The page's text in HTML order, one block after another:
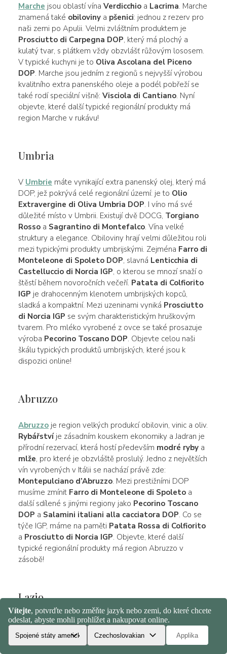
Marche jsou oblastí vína Verdicchioa Lacrima. Marche
znamená také obilovinya pšenici: jednou z rezerv pro
naši zemi po Apulii. Velmi zvláštním produktem je
Prosciutto di Carpegna DOP, který má plochý a
kulatý tvar, s plátkem vždy obzvlášť růžovým lososem.
V typické kuchyni je to Oliva Ascolana del Piceno
DOP. Marche jsou jedním z regionů s nejvyšší výrobou
kvalitního extra panenského oleje a podél pobřeží se
také rodí speciální višně: Visciola di Cantiano. Nyní
objevte, které další typické regionální produkty má
region Marche v rukávu!
Umbria
V Umbrie máte vynikající extra panenský olej, který má
DOP, jež pokrývá celé regionální území: je to Olio
Extravergine di Oliva Umbria DOP. I víno má své
důležité místo v Umbrii. Existují dvě DOCG, Torgiano
Rossoa Sagrantino di Montefalco. Vína velké
struktury a elegance. Obiloviny hrají velmi důležitou roli
mezi typickými produkty umbrijskými. Zejména Farro di
Monteleone di Spoleto DOP, slavná Lenticchia di
Castelluccio di Norcia IGP, o kterou se mnozí snaží o
štěstí během novoročních večeří. Patata di Colfiorito
IGP je drahocenným klenotem umbrijských kopců,
sladká a kompaktní. Mezi uzeninami vyniká Prosciutto
di Norcia IGP se svým charakteristickým hruškovým
tvarem. Pro mléko vyrobené z ovce se také prosazuje
výroba Pecorino Toscano DOP. Objevte celou naši
škálu typických produktů umbrijských, které jsou k
dispozici online!
Abruzzo
Abruzzoje region velkých produkcí obilovin, vinic a oliv.
Rybářstvíje zásadním kouskem ekonomiky a Jadran je
přírodní rezervací, která hostí především modré rybya
mlže, pro které je obzvláště proslulý. Jedno z největších
vín vyrobených v Itálii se nachází právě zde:
Montepulciano d’Abruzzo. Mezi prestižními DOP
musíme zmínit Farro di Monteleone di Spoletoa
další sdílené s jinými regiony jako Pecorino Toscano
DOP a Salamini italiani alla cacciatora DOP. Co se
týče IGP, máme na paměti Patata Rossa di Colfiorito
a Prosciutto di Norcia IGP. Objevte, které další
typické regionální produkty má region Abruzzo v
zásobě!
Lazio
Mezi všemi italskými regiony jeLaziotím středním
regionem par excellence. A nejen proto, že má naše
hlavní město, ale právě protože se nachází v srdci